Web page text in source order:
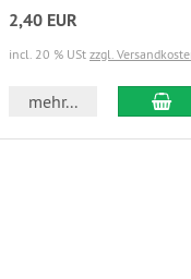
2,40 EUR
incl. 20 % USt zzgl.
mehr... In